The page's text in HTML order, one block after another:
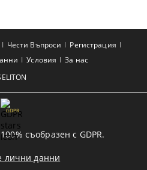
Чести Въпроси
Регистрация
Условия За нас
GDPR
съобразен с GDPR.
лични данни